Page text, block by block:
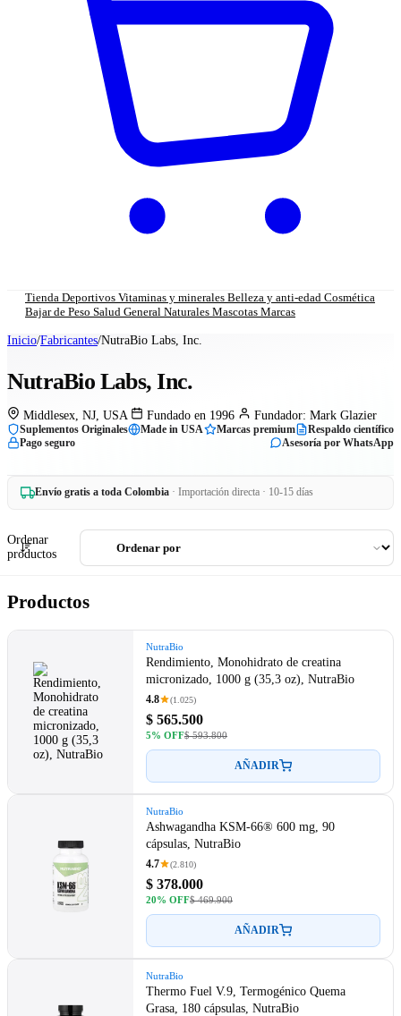
Tienda Deportivos Vitaminas y minerales Belleza y anti-edad Cosmética
Bajar de Peso Salud General Naturales Mascotas Marcas
Inicio/Fabricantes/NutraBio Labs, Inc.
NutraBio Labs, Inc.
Middlesex, NJ, USA Fundado en 1996 Fundador: Mark Glazier
Suplementos Originales Made in USA Marcas premium
Respaldo científico
Pago seguro
Asesoría por WhatsApp
Envío gratis a toda Colombia · Importación directa · 10-15 días
Ordenar
productos
Productos
NutraBio
Rendimiento, Monohidrato de creatina
micronizado, 1000 g (35,3 oz), NutraBio
4.8 (1.025)
$ 565.500
5% OFF$ 593.800
AÑADIR
NutraBio
Ashwagandha KSM-66® 600 mg, 90
cápsulas, NutraBio
4.7 (2.810)
$ 378.000
20% OFF$ 469.900
AÑADIR
NutraBio
Thermo Fuel V.9, Termogénico Quema
Grasa, 180 cápsulas, NutraBio